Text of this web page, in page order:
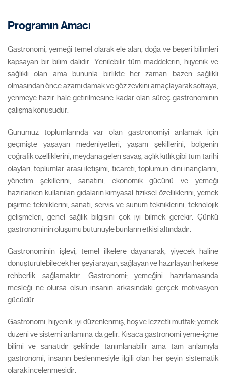
Programın Amacı
Gastronomi; yemeği temel olarak ele alan, doğa ve beşeri bilimleri
kapsayan bir bilim dalıdır. Yenilebilir tüm maddelerin, hijyenik ve
sağlıklı olan ama bununla birlikte her zaman bazen sağlıklı
olmasından önce azami damak ve göz zevkini amaçlayarak sofraya,
yenmeye hazır hale getirilmesine kadar olan süreç gastronominin
çalışma konusudur.
Günümüz toplumlarında var olan gastronomiyi anlamak için
geçmişte yaşayan medeniyetleri, yaşam şekillerini, bölgenin
coğrafik özelliklerini, meydana gelen savaş, açlık kıtlık gibi tüm tarihi
olayları, toplumlar arası iletişimi, ticareti, toplumun dini inançlarını,
yönetim şekillerini, sanatını, ekonomik gücünü ve yemeği
hazırlarken kullanılan gıdaların kimyasal-fiziksel özelliklerini, yemek
pişirme tekniklerini, sanatı, servis ve sunum tekniklerini, teknolojik
gelişmeleri, genel sağlık bilgisini çok iyi bilmek gerekir. Çünkü
gastronominin oluşumu bütünüyle bunların etkisi altındadır.
Gastronominin işlevi; temel ilkelere dayanarak, yiyecek haline
dönüştürülebilecek her şeyi arayan, sağlayan ve hazırlayan herkese
rehberlik sağlamaktır. Gastronomi; yemeğini hazırlamasında
mesleği ne olursa olsun insanın arkasındaki gerçek motivasyon
gücüdür.
Gastronomi, hijyenik, iyi düzenlenmiş, hoş ve lezzetli mutfak; yemek
düzeni ve sistemi anlamına da gelir. Kısaca gastronomi yeme-içme
bilimi ve sanatıdır şeklinde tanımlanabilir ama tam anlamıyla
gastronomi; insanın beslenmesiyle ilgili olan her şeyin sistematik
olarak incelenmesidir.